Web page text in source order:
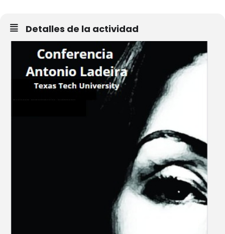
Detalles de la actividad